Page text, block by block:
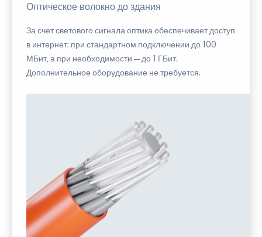
Оптическое волокно до здания
За счет светового сигнала оптика обеспечивает доступ
в интернет: при стандартном подключении до 100
МБит, а при необходимости — до 1 ГБит.
Дополнительное оборудование не требуется.